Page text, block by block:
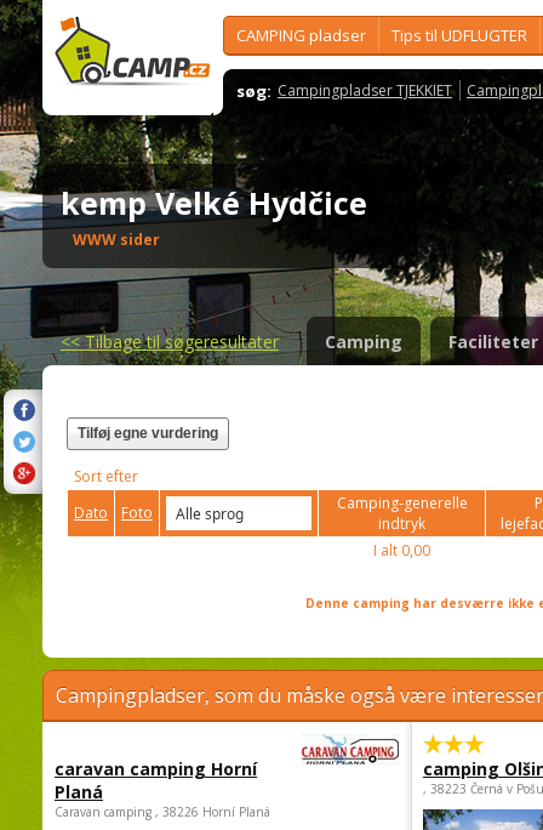
CAMPING pladser Tips til UDFLUGTER
søg: Campingpladser TJEKKIET
kemp Velké Hydčice
WWW sider
<<Tilbage til søgeresultater Camping Faciliteter
Tilføj egne vurdering
Sort efter
Dato
Foto
Camping-generelle
indtryk
I alt 0,00
Denne camping har desværre
Campingpladser, som du måske også være
caravan camping Horní
Planá
Caravan camping , 38226 Horní Planá
camping
, 38223 Černá v